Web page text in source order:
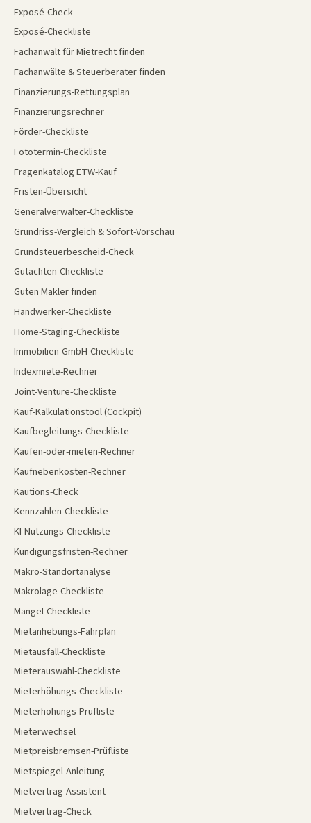
Exposé-Check
Exposé-Checkliste
Fachanwalt für Mietrecht finden
Fachanwälte & Steuerberater finden
Finanzierungs-Rettungsplan
Finanzierungsrechner
Förder-Checkliste
Fototermin-Checkliste
Fragenkatalog ETW-Kauf
Fristen-Übersicht
Generalverwalter-Checkliste
Grundriss-Vergleich & Sofort-Vorschau
Grundsteuerbescheid-Check
Gutachten-Checkliste
Guten Makler finden
Handwerker-Checkliste
Home-Staging-Checkliste
Immobilien-GmbH-Checkliste
Indexmiete-Rechner
Joint-Venture-Checkliste
Kauf-Kalkulationstool (Cockpit)
Kaufbegleitungs-Checkliste
Kaufen-oder-mieten-Rechner
Kaufnebenkosten-Rechner
Kautions-Check
Kennzahlen-Checkliste
KI-Nutzungs-Checkliste
Kündigungsfristen-Rechner
Makro-Standortanalyse
Makrolage-Checkliste
Mängel-Checkliste
Mietanhebungs-Fahrplan
Mietausfall-Checkliste
Mieterauswahl-Checkliste
Mieterhöhungs-Checkliste
Mieterhöhungs-Prüfliste
Mieterwechsel
Mietpreisbremsen-Prüfliste
Mietspiegel-Anleitung
Mietvertrag-Assistent
Mietvertrag-Check